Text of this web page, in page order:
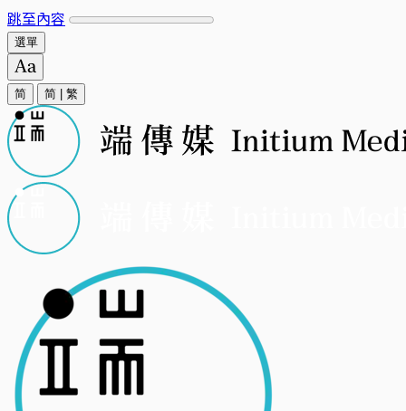
跳至內容
選單
简 简 繁